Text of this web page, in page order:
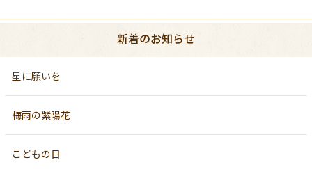
新着のお知らせ
星に願いを
梅雨の紫陽花
こどもの日